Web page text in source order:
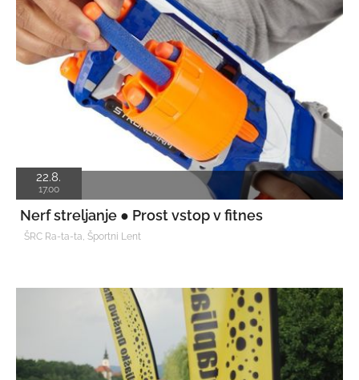
22.8.
17.00
Nerf streljanje ● Prost vstop v fitnes
ŠRC Ra-ta-ta, Športni Lent